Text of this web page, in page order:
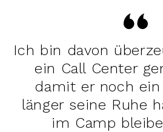
Ich bin davon
ein Call Center
damit er noch
länger seine Ruhe
im Camp